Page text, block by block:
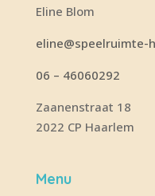
Eline Blom
eline@speelruimte-
06 – 46060292
Zaanenstraat 18
2022 CP Haarlem
Menu